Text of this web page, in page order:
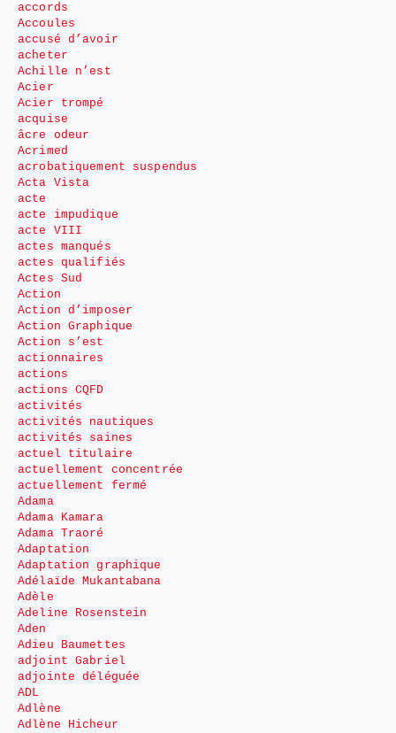
accords
Accoules
accusé d’avoir
acheter
Achille n’est
Acier
Acier trompé
acquise
âcre odeur
Acrimed
acrobatiquement suspendus
Acta Vista
acte
acte impudique
acte VIII
actes manqués
actes qualifiés
Actes Sud
Action
Action d’imposer
Action Graphique
Action s’est
actionnaires
actions
actions CQFD
activités
activités nautiques
activités saines
actuel titulaire
actuellement concentrée
actuellement fermé
Adama
Adama Kamara
Adama Traoré
Adaptation
Adaptation graphique
Adélaïde Mukantabana
Adèle
Adeline Rosenstein
Aden
Adieu Baumettes
adjoint Gabriel
adjointe déléguée
ADL
Adlène
Adlène Hicheur